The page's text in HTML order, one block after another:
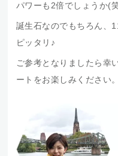
パワーも2倍でしょうか(
誕生石なのでもちろん、
ピッタリ♪
ご参考となりましたら幸
ートをお楽しみください。